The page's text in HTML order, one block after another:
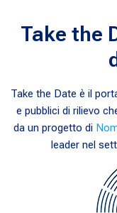
Take the
Take the Date è il
e pubblici di rilievo
da un progetto di
leader nel